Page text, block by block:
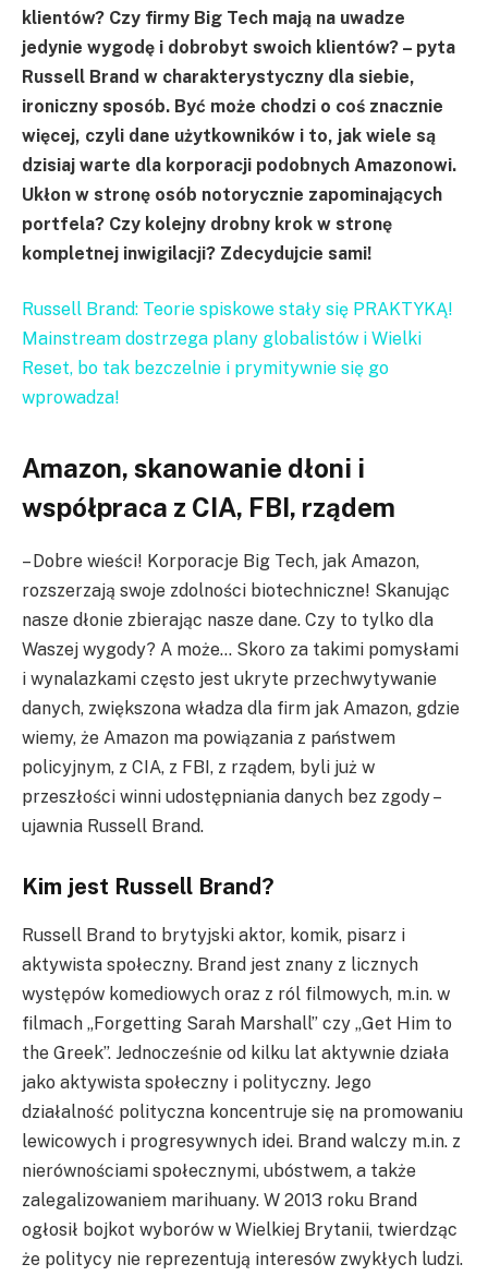
klientów? Czy firmy Big Tech mają na uwadze
jedynie wygodę i dobrobyt swoich klientów? – pyta
Russell Brand w charakterystyczny dla siebie,
ironiczny sposób. Być może chodzi o coś znacznie
więcej, czyli dane użytkowników i to, jak wiele są
dzisiaj warte dla korporacji podobnych Amazonowi.
Ukłon w stronę osób notorycznie zapominających
portfela? Czy kolejny drobny krok w stronę
kompletnej inwigilacji? Zdecydujcie sami!
Russell Brand: Teorie spiskowe stały się PRAKTYKĄ!
Mainstream dostrzega plany globalistów i Wielki
Reset, bo tak bezczelnie i prymitywnie się go
wprowadza!
Amazon, skanowanie dłoni i
współpraca z CIA, FBI, rządem
– Dobre wieści! Korporacje Big Tech, jak Amazon,
rozszerzają swoje zdolności biotechniczne! Skanując
nasze dłonie zbierając nasze dane. Czy to tylko dla
Waszej wygody? A może… Skoro za takimi pomysłami
i wynalazkami często jest ukryte przechwytywanie
danych, zwiększona władza dla firm jak Amazon, gdzie
wiemy, że Amazon ma powiązania z państwem
policyjnym, z CIA, z FBI, z rządem, byli już w
przeszłości winni udostępniania danych bez zgody –
ujawnia Russell Brand.
Kim jest Russell Brand?
Russell Brand to brytyjski aktor, komik, pisarz i
aktywista społeczny. Brand jest znany z licznych
występów komediowych oraz z ról filmowych, m.in. w
filmach „Forgetting Sarah Marshall” czy „Get Him to
the Greek”. Jednocześnie od kilku lat aktywnie działa
jako aktywista społeczny i polityczny. Jego
działalność polityczna koncentruje się na promowaniu
lewicowych i progresywnych idei. Brand walczy m.in. z
nierównościami społecznymi, ubóstwem, a także
zalegalizowaniem marihuany. W 2013 roku Brand
ogłosił bojkot wyborów w Wielkiej Brytanii, twierdząc
że politycy nie reprezentują interesów zwykłych ludzi.